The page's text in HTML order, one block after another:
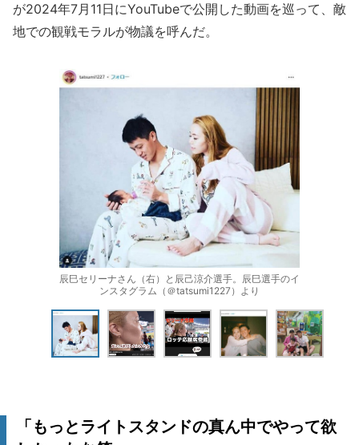
が2024年7月11日にYouTubeで公開した動画を巡って、敵
地での観戦モラルが物議を呼んだ。
辰巳セリーナさん（右）と辰己涼介選手。辰巳選手のイ
ンスタグラム（＠tatsumi1227）より
「もっとライトスタンドの真ん中でやって欲